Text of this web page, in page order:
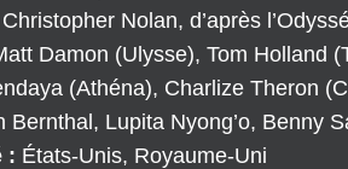
Christopher Nolan, d’après
Damon (Ulysse), Tom Holland
(Athéna), Charlize Theron
Bernthal, Lupita Nyong’o, Benny
: États-Unis, Royaume-Uni